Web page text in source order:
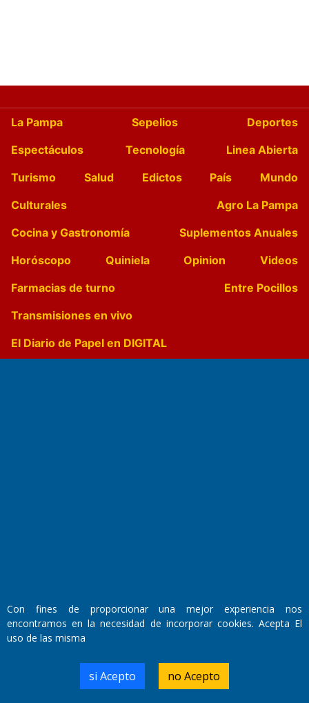
La Pampa Sepelios
Deportes
Espectáculos
Tecnología
Linea Abierta
Turismo
Salud Edictos País
Mundo
Culturales
Agro La Pampa
Cocina y Gastronomía
Suplementos Anuales
Horóscopo
Quiniela Opinion
Videos
Farmacias de turno
Entre Pocillos
Transmisiones en vivo
El Diario de Papel en DIGITAL
Director Periodístico:
Walter René Goñi
Domicilio Legal: José Ingenieros 855,
Santa Rosa, La Pampa.
Número de Registro DNDA:
Con fines de proporcionar una mejor experiencia nos
encontramos en la necesidad de incorporar cookies. Acepta El
uso de las misma
si Acepto no Acepto